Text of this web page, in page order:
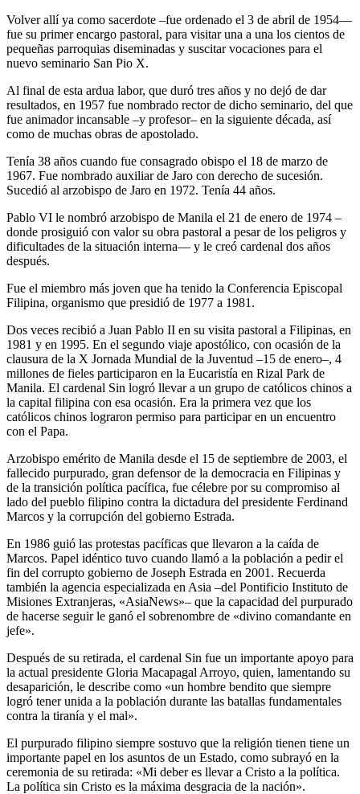
Volver allí ya como sacerdote –fue ordenado el 3 de abril de 1954—
fue su primer encargo pastoral, para visitar una a una los cientos de
pequeñas parroquias diseminadas y suscitar vocaciones para el
nuevo seminario San Pio X.
Al final de esta ardua labor, que duró tres años y no dejó de dar
resultados, en 1957 fue nombrado rector de dicho seminario, del que
fue animador incansable –y profesor– en la siguiente década, así
como de muchas obras de apostolado.
Tenía 38 años cuando fue consagrado obispo el 18 de marzo de
1967. Fue nombrado auxiliar de Jaro con derecho de sucesión.
Sucedió al arzobispo de Jaro en 1972. Tenía 44 años.
Pablo VI le nombró arzobispo de Manila el 21 de enero de 1974 –
donde prosiguió con valor su obra pastoral a pesar de los peligros y
dificultades de la situación interna— y le creó cardenal dos años
después.
Fue el miembro más joven que ha tenido la Conferencia Episcopal
Filipina, organismo que presidió de 1977 a 1981.
Dos veces recibió a Juan Pablo II en su visita pastoral a Filipinas, en
1981 y en 1995. En el segundo viaje apostólico, con ocasión de la
clausura de la X Jornada Mundial de la Juventud –15 de enero–, 4
millones de fieles participaron en la Eucaristía en Rizal Park de
Manila. El cardenal Sin logró llevar a un grupo de católicos chinos a
la capital filipina con esa ocasión. Era la primera vez que los
católicos chinos lograron permiso para participar en un encuentro
con el Papa.
Arzobispo emérito de Manila desde el 15 de septiembre de 2003, el
fallecido purpurado, gran defensor de la democracia en Filipinas y
de la transición política pacífica, fue célebre por su compromiso al
lado del pueblo filipino contra la dictadura del presidente Ferdinand
Marcos y la corrupción del gobierno Estrada.
En 1986 guió las protestas pacíficas que llevaron a la caída de
Marcos. Papel idéntico tuvo cuando llamó a la población a pedir el
fin del corrupto gobierno de Joseph Estrada en 2001. Recuerda
también la agencia especializada en Asia –del Pontificio Instituto de
Misiones Extranjeras, «AsiaNews»– que la capacidad del purpurado
de hacerse seguir le ganó el sobrenombre de «divino comandante en
jefe».
Después de su retirada, el cardenal Sin fue un importante apoyo para
la actual presidente Gloria Macapagal Arroyo, quien, lamentando su
desaparición, le describe como «un hombre bendito que siempre
logró tener unida a la población durante las batallas fundamentales
contra la tiranía y el mal».
El purpurado filipino siempre sostuvo que la religión tienen tiene un
importante papel en los asuntos de un Estado, como subrayó en la
ceremonia de su retirada: «Mi deber es llevar a Cristo a la política.
La política sin Cristo es la máxima desgracia de la nación».